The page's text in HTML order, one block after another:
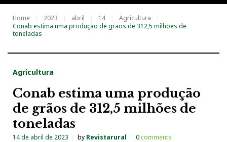
Home 2023 abril 14
Agricultura
Conab estima uma produção de grãos de 312,5 milhões de
toneladas
Agricultura
Conab estima uma produção
de grãos de 312,5 milhões de
toneladas
14 de abril de 2023 by Revistarural 0comments